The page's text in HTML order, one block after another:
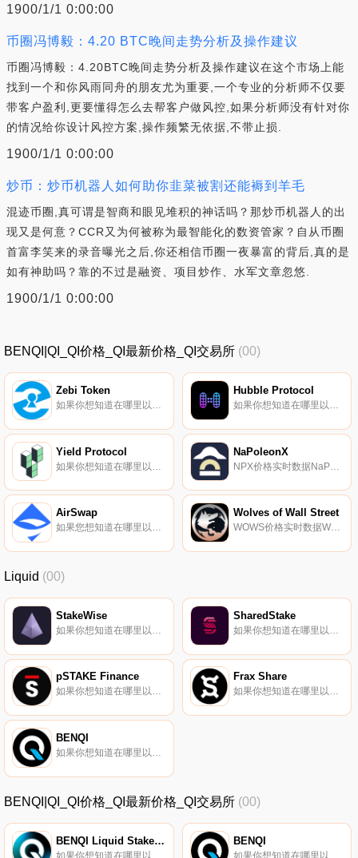
1900/1/1 0:00:00
币圈冯博毅：4.20 BTC晚间走势分析及操作建议
币圈冯博毅：4.20BTC晚间走势分析及操作建议在这个市场上能
找到一个和你风雨同舟的朋友尤为重要,一个专业的分析师不仅要
带客户盈利,更要懂得怎么去帮客户做风控,如果分析师没有针对你
的情况给你设计风控方案,操作频繁无依据,不带止损.
1900/1/1 0:00:00
炒币：炒币机器人如何助你韭菜被割还能褥到羊毛
混迹币圈,真可谓是智商和眼见堆积的神话吗？那炒币机器人的出
现又是何意？CCR又为何被称为最智能化的数资管家？自从币圈
首富李笑来的录音曝光之后,你还相信币圈一夜暴富的背后,真的是
如有神助吗？靠的不过是融资、项目炒作、水军文章忽悠.
1900/1/1 0:00:00
BENQI|QI_QI价格_QI最新价格_QI交易所 (00)
Zebi Token
如果你想知道在哪里以当前价格购买ZeZEBI Token,目前交易{ZeZEBI Token]股票的顶级加密货币交易所是ProBit Global和Bitbns。您可以在我们的加密货币交易所页面上找到其他列表.
Hubble Protocol
如果你想知道在哪里以当前价格购买Hubble Protocol,目前交易{Hubble Protocol]股票的顶级加密货币交易所是CoinW、KuCoin、BitMart、HuoHBB和CoinEx。您可以在我们的加密货币交易所页面上找到其他列表.
Yield Protocol NaPoleonX
AirSwap
如果您想知道在哪里以当前价格购买AirSwap,目前交易｛ASTnname｝股票的顶级加密货币交易所是Binance、OKX、BingX、BitMart和Gate.io。您可以在我们的加密货币交易所页面上找到其他交易所.
Wolves of Wall Street
WOWS价格实时数据Wolves of Wall Street是一个NFT/DeFi项目,扩展了半可替代代币（SFT）的使用。该项目使您能够部署一个字符的卡作为自己的加密对开,以交易经过验证的逐利策略,并通过游戏化持有资产和赚取高回报.
Liquid (00)
StakeWise SharedStake
pSTAKE Finance
如果你想知道在哪里以当前价格购买pSTAKE Finance,目前交易{pSTAKE Finance]股票的顶级加密货币交易所是OKX、CoinW、ByPSTAKEt、Bitget和Hotcoin Global。您可以在我们的加密货币交易所页面上找到其他列表.
Frax Share
如果你想知道在哪里以当前价格购买Frax Share,目前交易{Frax Share]股票的顶级加密货币交易所是Binance、Deepcoin、BTCEX、CoinW和Bitrue。您可以在我们的加密货币交易所页面上找到其他列表.
BENQI
如果你想知道在哪里以当前价格购买BENQI,目前交易{BENQI]股票的顶级加密货币交易所是Binance、Deepcoin、CoinW、Bitrue和DigiFinex。您可以在我们的加密货币交易所页面上找到其他列表.
BENQI|QI_QI价格_QI最新价格_QI交易所 (00)
BENQI Liquid Staked AVAX BENQI